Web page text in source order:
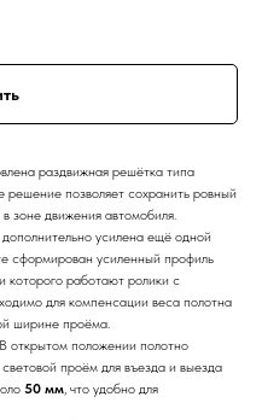
раздвижная решётка типа
позволяет сохранить ровный
зоне движения автомобиля.
усилена ещё одной
сформирован усиленный профиль
которого работают ролики с
для компенсации веса полотна
ширине проёма.
открытом положении полотно
проём для въезда и выезда
50 мм, что удобно для